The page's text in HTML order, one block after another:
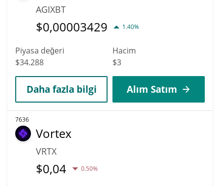
AGIXBT
$0,00003429 1.40%
Piyasa değeri
$34.288
Hacim
$3
Daha fazla bilgi Alım Satım
7636
Vortex
VRTX
$0,04 0.50%